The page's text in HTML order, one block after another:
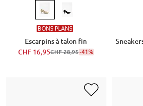
BONS PLANS
Escarpins à talon fin
CHF 16,95CHF 28,95-41%